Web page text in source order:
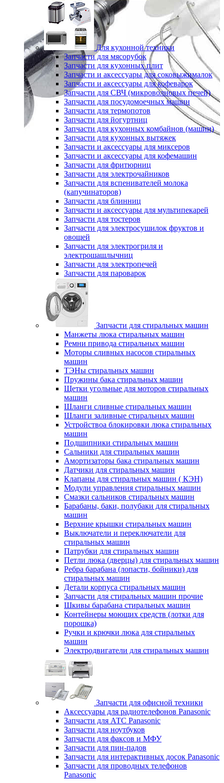
Для кухонной техники
Запчасти для мясорубок
Запчасти для кухонных плит
Запчасти и аксессуары для соковыжималок
Запчасти и аксессуары для кофеварок
Запчасти для СВЧ (микроволновых печей)
Запчасти для посудомоечных машин
Запчасти для термопотов
Запчасти для йогуртниц
Запчасти для кухонных комбайнов (машин)
Запчасти для кухонных вытяжек
Запчасти и аксессуары для миксеров
Запчасти и аксессуары для кофемашин
Запчасти для фритюрниц
Запчасти для электрочайников
Запчасти для вспенивателей молока
(капучинаторов)
Запчасти для блинниц
Запчасти и аксессуары для мультипекарей
Запчасти для тостеров
Запчасти для электросушилок фруктов и
овощей
Запчасти для электрогриля и
электрошашлычниц
Запчасти для электропечей
Запчасти для пароварок
Запчасти для стиральных машин
Манжеты люка стиральных машин
Ремни привода стиральных машин
Моторы сливных насосов стиральных
машин
ТЭНы стиральных машин
Пружины бака стиральных машин
Щетки угольные для моторов стиральных
машин
Шланги сливные стиральных машин
Шланги заливные стиральных машин
Устройствоа блокировки люка стиральных
машин
Подшипники стиральных машин
Сальники для стиральных машин
Амортизаторы бака стиральных машин
Датчики для стиральных машин
Клапаны для стиральных машин ( КЭН)
Модули управления стиральных машин
Смазки сальников стиральных машин
Барабаны, баки, полубаки для стиральных
машин
Верхние крышки стиральных машин
Выключатели и переключатели для
стиральных машин
Патрубки для стиральных машин
Петли люка (дверцы) для стиральных машин
Ребра барабана (лопасти, бойники) для
стиральных машин
Детали корпуса стиральных машин
Запчасти для стиральных машин прочие
Шкивы барабана стиральных машин
Контейнеры моющих средств (лотки для
порошка)
Ручки и крючки люка для стиральных
машин
Электродвигатели для стиральных машин
Запчасти для офисной техники
Аксессуары для радиотелефонов Panasonic
Запчасти для АТС Panasonic
Запчасти для ноутбуков
Запчасти для факсов и МФУ
Запчасти для пин-падов
Запчасти для интерактивных досок Panasonic
Запчасти для проводных телефонов
Panasonic